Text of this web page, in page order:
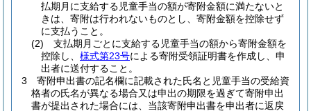
払期月に支給する児童手当の額が寄附金額に満たないと
きは、寄附は行われないものとし、寄附金額を控除せず
に支払うこと。
(2)
支払期月ごとに支給する児童手当の額から寄附金額を
控除し、 様式第23号による寄附受領証明書を作成し、申
出者に送付すること。
3
寄附申出書の記名欄に記載された氏名と児童手当の受給資
格者の氏名が異なる場合又は申出の期限を過ぎて寄附申出
書が提出された場合には、当該寄附申出書を申出者に返戻